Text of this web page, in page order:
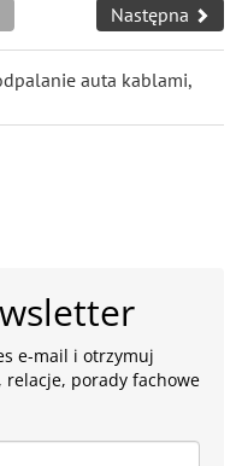
Następna
auta kablami,
e-mail i otrzymuj
relacje, porady fachowe